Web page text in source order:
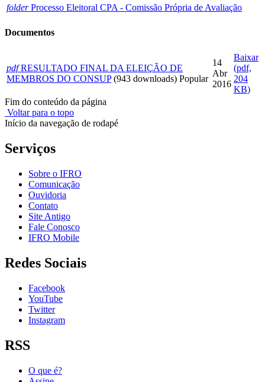
folder Processo Eleitoral CPA - Comissão Própria de Avaliação
Documentos
pdf RESULTADO FINAL DA ELEIÇÃO DE
MEMBROS DO CONSUP (943 downloads) Popular
14
Abr
2016
Baixar
(pdf,
204
KB)
Fim do conteúdo da página
Voltar para o topo
Início da navegação de rodapé
Serviços
Sobre o IFRO
Comunicação
Ouvidoria
Contato
Site Antigo
Fale Conosco
IFRO Mobile
Redes Sociais
Facebook
YouTube
Twitter
Instagram
RSS
O que é?